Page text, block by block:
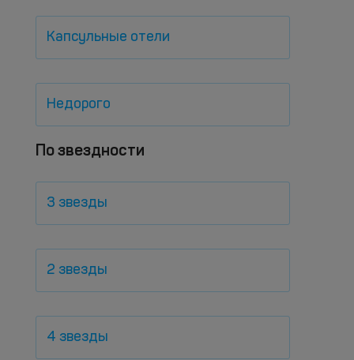
Капсульные отели
Недорого
По звездности
3 звезды
2 звезды
4 звезды